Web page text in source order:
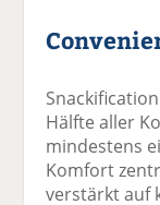
Hälfte aller
mindestens
Komfort
verstärkt auf